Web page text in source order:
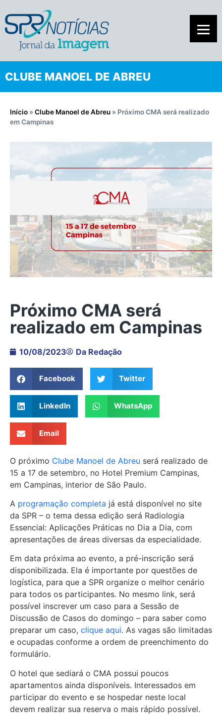
CLUBE MANOEL DE ABREU
Início » Clube Manoel de Abreu » Próximo CMA será realizado
em Campinas
Próximo CMA será
realizado em Campinas
10/08/2023 Da Redação
Facebook Twitter
LinkedIn WhatsApp
Email
O próximo Clube Manoel de Abreu será realizado de
15 a 17 de setembro, no Hotel Premium Campinas,
em Campinas, interior de São Paulo.
A programação completa já está disponível no site
da SPR – o tema dessa edição será Radiologia
Essencial: Aplicações Práticas no Dia a Dia, com
apresentações de áreas diversas da especialidade.
Em data próxima ao evento, a pré-inscrição será
disponibilizada. Ela é importante por questões de
logística, para que a SPR organize o melhor cenário
para todos os participantes. No mesmo link, será
possível inscrever um caso para a Sessão de
Discussão de Casos do domingo – para saber como
preparar um caso, clique aqui. As vagas são limitadas
e ocupadas conforme a ordem de preenchimento do
formulário.
O hotel que sediará o CMA possui poucos
apartamentos ainda disponíveis. Interessados em
participar do evento e se hospedar neste local
devem realizar sua reserva o mais rápido possível.